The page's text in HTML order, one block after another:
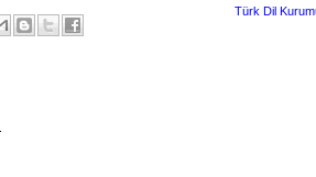
Türk Dil